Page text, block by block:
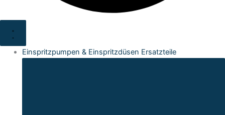
Einspritzpumpen & Einspritzdüsen Ersatzteile